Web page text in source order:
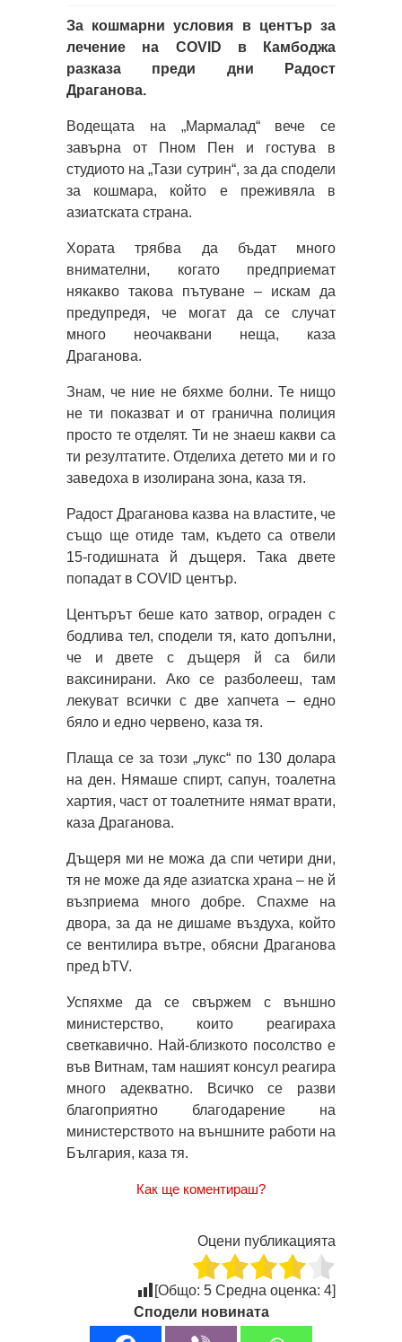
За кошмарни условия в център за
лечение на COVID в Камбоджа
разказа преди дни Радост
Драганова.
Водещата на „Мармалад“ вече се
завърна от Пном Пен и гостува в
студиото на „Тази сутрин“, за да сподели
за кошмара, който е преживяла в
азиатската страна.
Хората трябва да бъдат много
внимателни, когато предприемат
някакво такова пътуване – искам да
предупредя, че могат да се случат
много неочаквани неща, каза
Драганова.
Знам, че ние не бяхме болни. Те нищо
не ти показват и от гранична полиция
просто те отделят. Ти не знаеш какви са
ти резултатите. Отделиха детето ми и го
заведоха в изолирана зона, каза тя.
Радост Драганова казва на властите, че
също ще отиде там, където са отвели
15-годишната й дъщеря. Така двете
попадат в COVID център.
Центърът беше като затвор, ограден с
бодлива тел, сподели тя, като допълни,
че и двете с дъщеря й са били
ваксинирани. Ако се разболееш, там
лекуват всички с две хапчета – едно
бяло и едно червено, каза тя.
Плаща се за този „лукс“ по 130 долара
на ден. Нямаше спирт, сапун, тоалетна
хартия, част от тоалетните нямат врати,
каза Драганова.
Дъщеря ми не можа да спи четири дни,
тя не може да яде азиатска храна – не й
възприема много добре. Спахме на
двора, за да не дишаме въздуха, който
се вентилира вътре, обясни Драганова
пред bTV.
Успяхме да се свържем с външно
министерство, които реагираха
светкавично. Най-близкото посолство е
във Витнам, там нашият консул реагира
много адекватно. Всичко се разви
благоприятно благодарение на
министерството на външните работи на
България, каза тя.
Как ще коментираш?
Оцени публикацията
[Общо: 5 Средна оценка: 4]
Сподели новината